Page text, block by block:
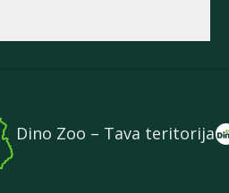
Dino Zoo – Tava teritorija